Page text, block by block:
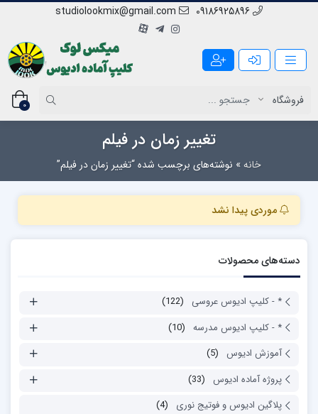
09186925896
studiolookmix@gmail.com
0
تغییر زمان در فیلم
خانه» نوشته‌های برچسب شده “تغییر زمان در فیلم”
موردی پیدا نشد
دسته‌های محصولات
* - کلیپ ادیوس عروسی
(122)
* - کلیپ ادیوس مدرسه (10)
آموزش ادیوس
(5)
پروژه آماده ادیوس
(33)
پلاگین ادیوس و فوتیج نوری
(4)